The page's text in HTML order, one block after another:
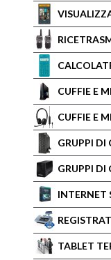
CUFFIE E
CUFFIE E
GRUPPI
GRUPPI
INTERNET
TABLET